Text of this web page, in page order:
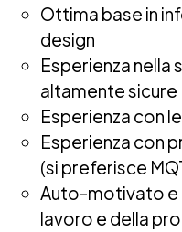
Ottima base in
design
Esperienza nella
altamente sicure
Esperienza con
Esperienza con
(si preferisce
Auto-motivato e
lavoro e della